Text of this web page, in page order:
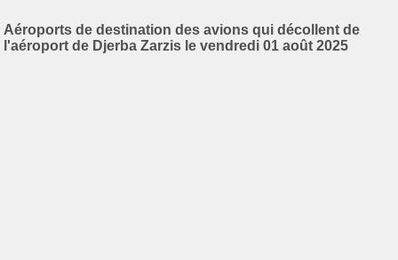
Aéroports de destination des avions qui décollent de
l'aéroport de Djerba Zarzis le vendredi 01 août 2025